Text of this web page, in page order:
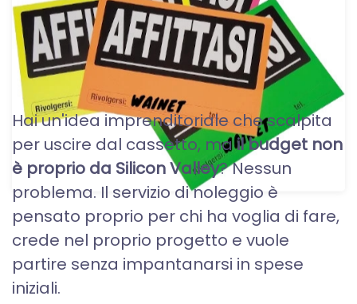
SITI WEB A NOLEGGIO O
IN AFFITTO
Hai un'idea imprenditoriale che scalpita
per uscire dal cassetto, mail budget non
è proprio da Silicon Valley? Nessun
problema. Il servizio di noleggio è
pensato proprio per chi ha voglia di fare,
crede nel proprio progetto e vuole
partire senza impantanarsi in spese
iniziali.